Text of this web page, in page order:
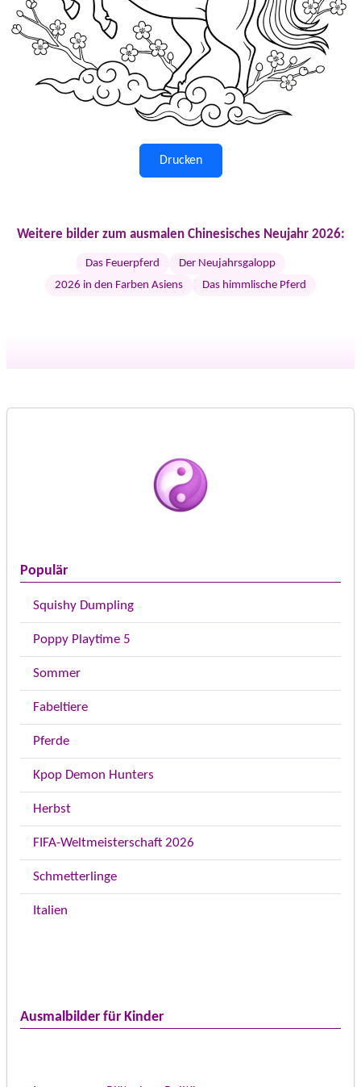
Populär
Squishy Dumpling
Poppy Playtime 5
Sommer
Fabeltiere
Pferde
Kpop Demon Hunters
Herbst
FIFA-Weltmeisterschaft 2026
Schmetterlinge
Italien
Ausmalbilder für Kinder
Drucken
Weitere bilder zum ausmalen Chinesisches Neujahr 2026:
Das Feuerpferd
Der Neujahrsgalopp
2026 in den Farben Asiens
Das himmlische Pferd